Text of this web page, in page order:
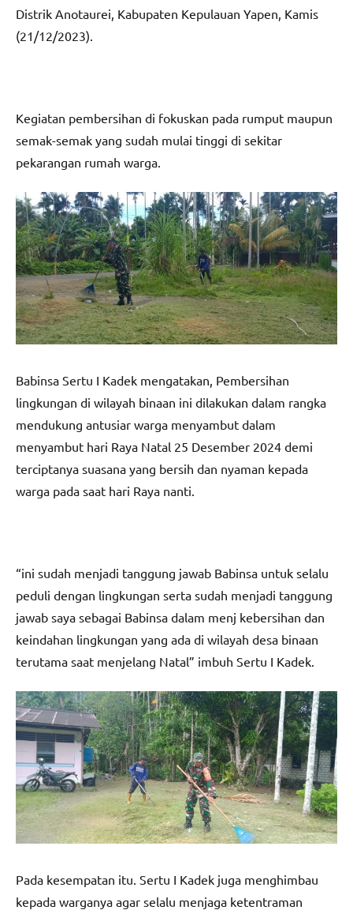
Distrik Anotaurei, Kabupaten Kepulauan Yapen, Kamis
(21/12/2023).
Kegiatan pembersihan di fokuskan pada rumput maupun
semak-semak yang sudah mulai tinggi di sekitar
pekarangan rumah warga.
Babinsa Sertu I Kadek mengatakan, Pembersihan
lingkungan di wilayah binaan ini dilakukan dalam rangka
mendukung antusiar warga menyambut dalam
menyambut hari Raya Natal 25 Desember 2024 demi
terciptanya suasana yang bersih dan nyaman kepada
warga pada saat hari Raya nanti.
“ini sudah menjadi tanggung jawab Babinsa untuk selalu
peduli dengan lingkungan serta sudah menjadi tanggung
jawab saya sebagai Babinsa dalam menj kebersihan dan
keindahan lingkungan yang ada di wilayah desa binaan
terutama saat menjelang Natal” imbuh Sertu I Kadek.
Pada kesempatan itu. Sertu I Kadek juga menghimbau
kepada warganya agar selalu menjaga ketentraman